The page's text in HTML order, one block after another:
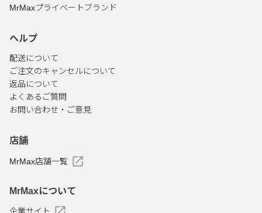
MrMaxプライベートブランド
ヘルプ
配送について
ご注文のキャンセルについて
返品について
よくあるご質問
お問い合わせ・ご意見
店舗
MrMax店舗一覧
MrMaxについて